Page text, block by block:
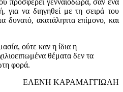
για να διηγηθεί με τη σειρά του
δυνατό, ακατάληπτα επίμονο, και
ούτε καν η ίδια η
θέματα δεν τα
φορά.
ΕΛΕΝΗ ΚΑΡΑΜΑΓΓΙΩΛΗ